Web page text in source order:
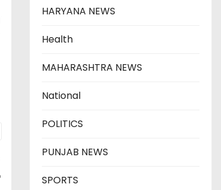
HARYANA NEWS
Health
MAHARASHTRA NEWS
National
POLITICS
PUNJAB NEWS
SPORTS